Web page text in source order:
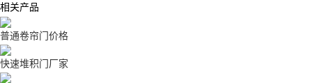
相关产品
普通卷帘门价格
快速堆积门厂家